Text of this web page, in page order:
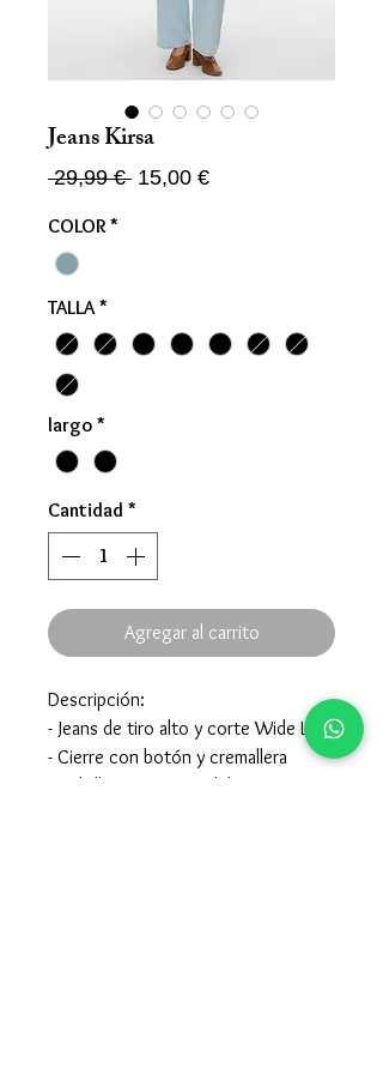
Jeans Kirsa
29,99 € Precio
15,00 €Precio
COLOR *
TALLA *
largo *
Cantidad *
Agregar al carrito
Descripción:
- Jeans de tiro alto y corte Wide Leg
- Cierre con botón y cremallera
- Bolsillos traseros y delanteros